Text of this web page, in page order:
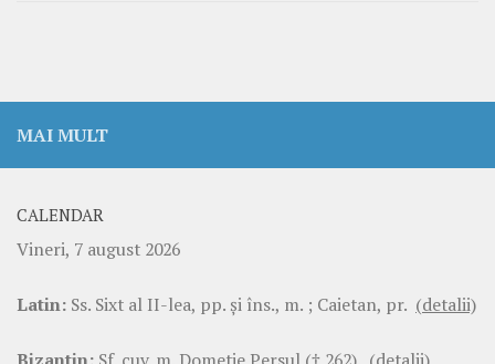
MAI MULT
CALENDAR
Vineri, 7 august 2026
Latin: Ss. Sixt al II-lea, pp. şi îns., m. ; Caietan, pr. (detalii)